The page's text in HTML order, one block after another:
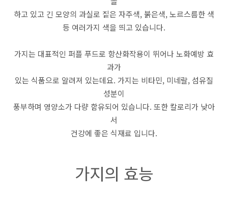
하고 있고 긴 모양의 과실로 짙은 자주색, 붉은색, 노르스름한 색
등 여러가지 색을 띄고 있습니다.
가지는 대표적인 퍼플 푸드로 항산화작용이 뛰어나 노화예방 효
과가
있는 식품으로 알려져 있는데요. 가지는 비타민, 미네랄, 섬유질
성분이
풍부하며 영양소가 다량 함유되어 있습니다. 또한 칼로리가 낮아
서
건강에 좋은 식재료 입니다.
가지의 효능